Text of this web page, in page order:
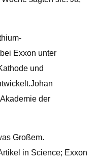
Exxon unter
und
der
Großem.
in Science; Exxon